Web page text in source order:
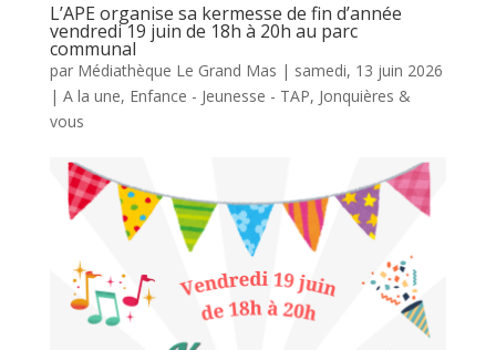
L’APE organise sa kermesse de fin d’année
vendredi 19 juin de 18h à 20h au parc
communal
par Médiathèque Le Grand Mas | samedi, 13 juin 2026
| A la une, Enfance - Jeunesse - TAP, Jonquières &
vous